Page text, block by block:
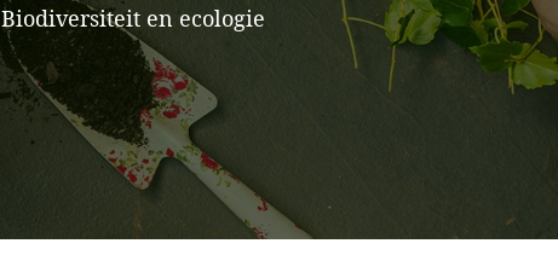
Biodiversiteit en ecologie